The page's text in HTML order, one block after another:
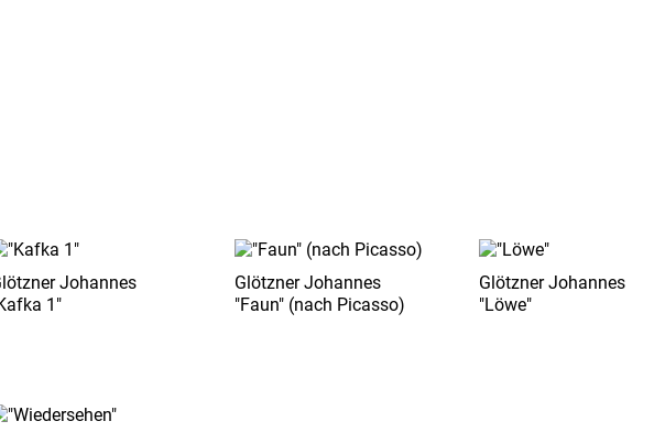
Johannes
1"
Glötzner Johannes
"Faun" (nach Picasso)
Glötzner Johannes
"Löwe"